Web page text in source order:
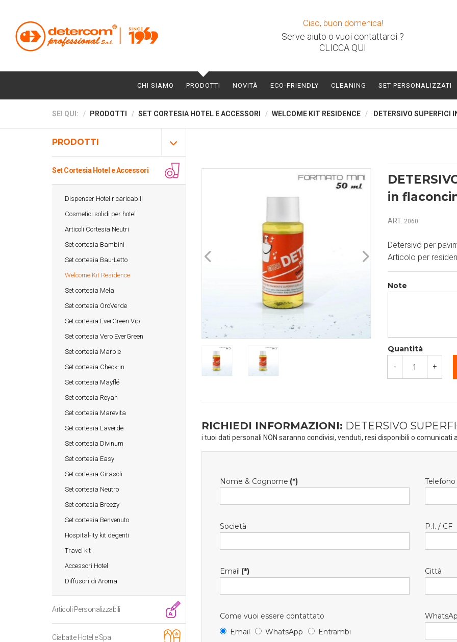
Ciao, buon domenica!
Serve aiuto o vuoi contattarci ?
CLICCA QUI
CHI SIAMO PRODOTTI NOVITÀ ECO-FRIENDLY CLEANING SET PERSONALIZZATI
SEI QUI: PRODOTTI SET CORTESIA HOTEL E ACCESSORI WELCOME KIT RESIDENCE DETERSIVO SUPERFICI
PRODOTTI
Set Cortesia Hotel e Accessori
Dispenser Hotel ricaricabili
Cosmetici solidi per hotel
Articoli Cortesia Neutri
Set cortesia Bambini
Set cortesia Bau-Letto
Welcome Kit Residence
Set cortesia Mela
Set cortesia OroVerde
Set cortesia EverGreen Vip
Set cortesia Vero EverGreen
Set cortesia Marble
Set cortesia Check-in
Set cortesia Mayflé
Set cortesia Reyah
Set cortesia Marevita
Set cortesia Laverde
Set cortesia Divinum
Set cortesia Easy
Set cortesia Girasoli
Set cortesia Neutro
Set cortesia Breezy
Set cortesia Benvenuto
Hospital-ity kit degenti
Travel kit
Accessori Hotel
Diffusori di Aroma
Articoli Personalizzabili
Ciabatte Hotel e Spa
in
ART. 2060
Detersivo per
Articolo per
Note
Quantità
- +
RICHIEDI INFORMAZIONI: DETERSIVO
i tuoi dati personali NON saranno condivisi, venduti, resi disponibili o comunicati
Nome & Cognome (*) Telefono
Società P.I. / CF
Email (*) Città
Come vuoi essere contattato
Email
WhatsApp Entrambi